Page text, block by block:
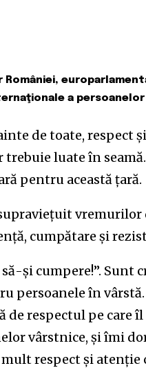
a
de toate, respect
luate în
pentru această țară.
vremurilor
cumpătare și
și cumpere!”. Sunt
persoanele în vârstă.
de respectul pe care
vârstnice, și îmi
respect și atenție